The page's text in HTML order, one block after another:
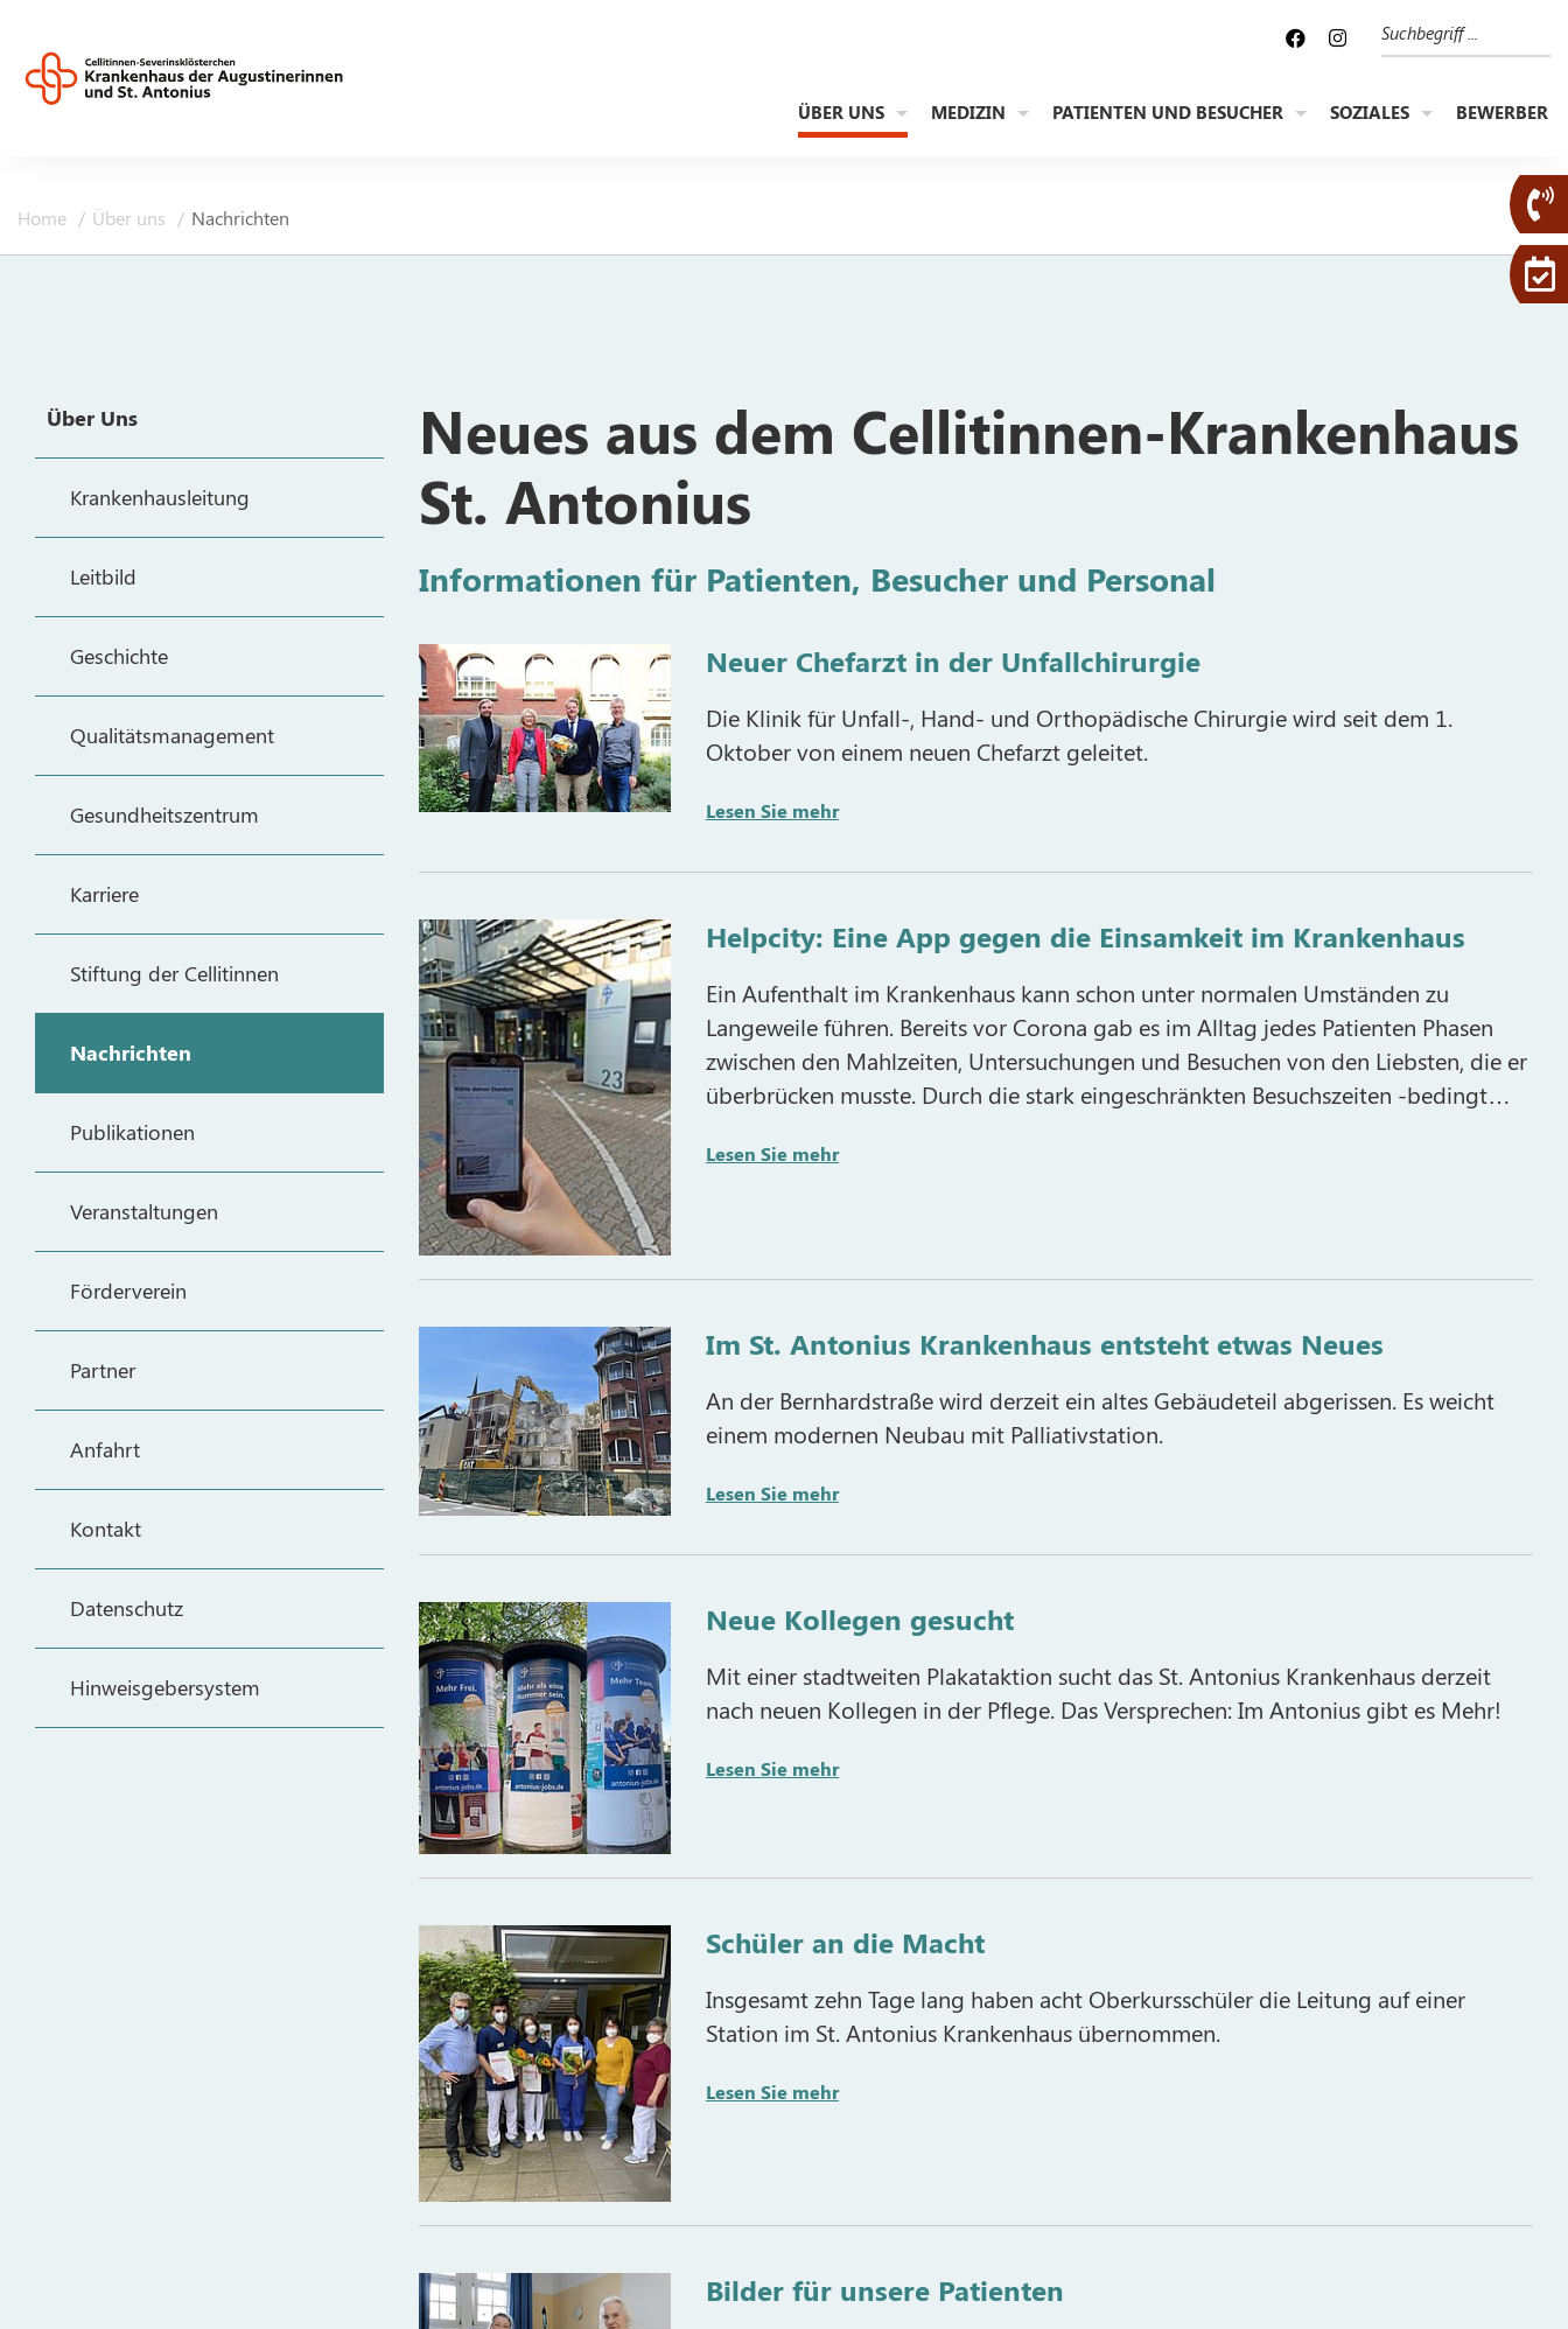
Suche
ÜBER UNS MEDIZIN PATIENTEN UND BESUCHER SOZIALES BEWERBER
Home Über uns Nachrichten
Über Uns
Krankenhausleitung
Leitbild
Geschichte
Qualitätsmanagement
Gesundheitszentrum
Karriere
Stiftung der Cellitinnen
Nachrichten
Publikationen
Veranstaltungen
Förderverein
Partner
Anfahrt
Kontakt
Datenschutz
Hinweisgebersystem
Neues aus dem Cellitinnen-Krankenhaus
St. Antonius
Informationen für Patienten, Besucher und Personal
Neuer Chefarzt in der Unfallchirurgie
Die Klinik für Unfall-, Hand- und Orthopädische Chirurgie wird seit dem 1.
Oktober von einem neuen Chefarzt geleitet.
Lesen Sie mehr
Helpcity: Eine App gegen die Einsamkeit im Krankenhaus
Ein Aufenthalt im Krankenhaus kann schon unter normalen Umständen zu
Langeweile führen. Bereits vor Corona gab es im Alltag jedes Patienten Phasen
zwischen den Mahlzeiten, Untersuchungen und Besuchen von den Liebsten, die er
überbrücken musste. Durch die stark eingeschränkten Besuchszeiten -bedingt…
Lesen Sie mehr
Im St. Antonius Krankenhaus entsteht etwas Neues
An der Bernhardstraße wird derzeit ein altes Gebäudeteil abgerissen. Es weicht
einem modernen Neubau mit Palliativstation.
Lesen Sie mehr
Neue Kollegen gesucht
Mit einer stadtweiten Plakataktion sucht das St. Antonius Krankenhaus derzeit
nach neuen Kollegen in der Pflege. Das Versprechen: Im Antonius gibt es Mehr!
Lesen Sie mehr
Schüler an die Macht
Insgesamt zehn Tage lang haben acht Oberkursschüler die Leitung auf einer
Station im St. Antonius Krankenhaus übernommen.
Lesen Sie mehr
Bilder für unsere Patienten